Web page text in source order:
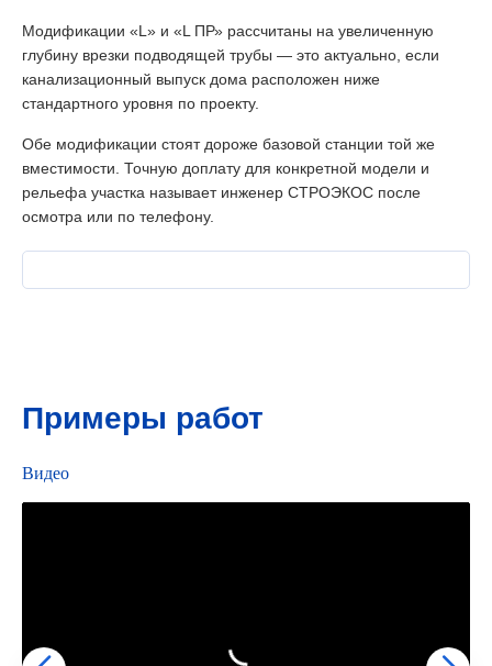
Модификации «L» и «L ПР» рассчитаны на увеличенную
глубину врезки подводящей трубы — это актуально, если
канализационный выпуск дома расположен ниже
стандартного уровня по проекту.
Обе модификации стоят дороже базовой станции той же
вместимости. Точную доплату для конкретной модели и
рельефа участка называет инженер СТРОЭКОС после
осмотра или по телефону.
Примеры работ
Видео